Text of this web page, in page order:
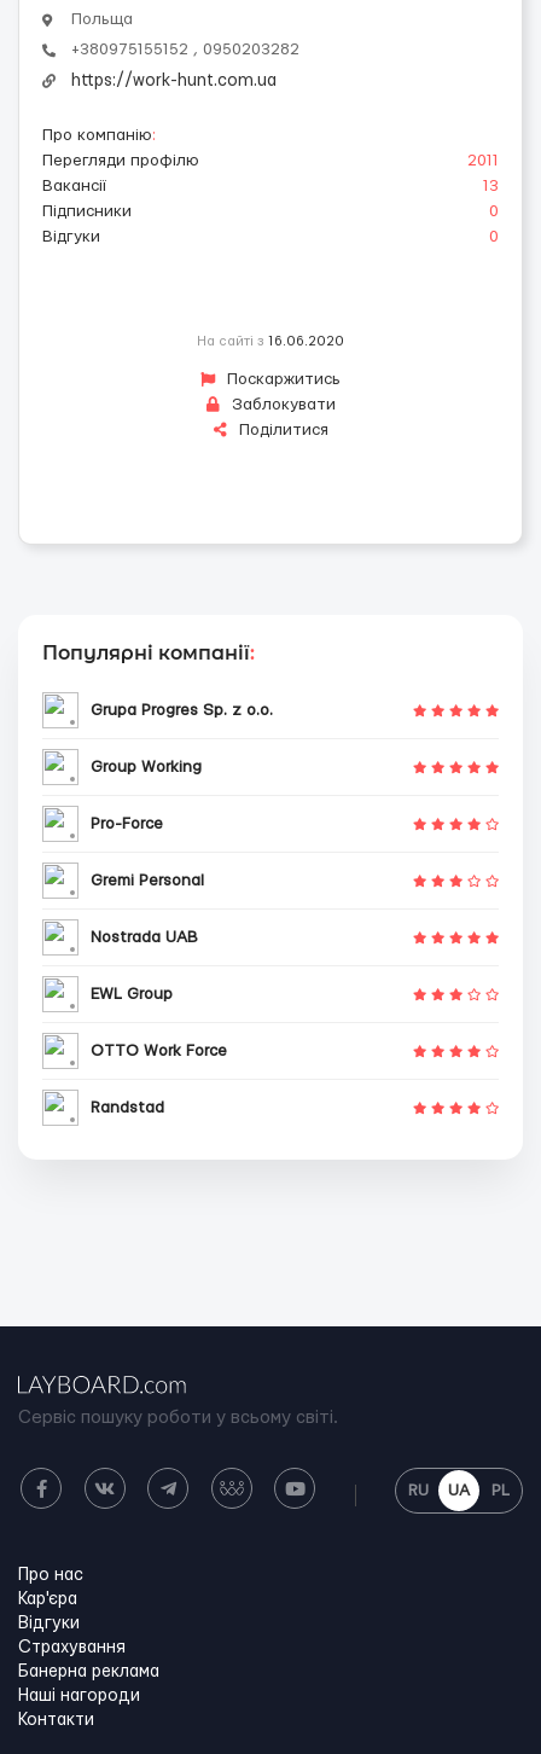
Польща
+380975155152 , 0950203282
https://work-hunt.com.ua
Про компанію:
Перегляди профілю
2011
Вакансії
13
Підписники
0
Відгуки
0
На сайті з 16.06.2020
Поскаржитись
Заблокувати
Поділитися
Популярні компанії:
Grupa Progres Sp. z o.o.
Group Working
Pro-Force
Gremi Personal
Nostrada UAB
EWL Group
OTTO Work Force
Randstad
Сервіс пошуку роботи у всьому світі.
RU UA PL
Про нас
Кар'єра
Відгуки
Страхування
Банерна реклама
Наші нагороди
Контакти